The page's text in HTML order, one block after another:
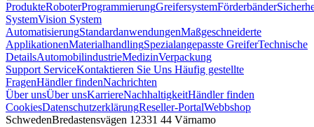
ProdukteRoboterProgrammierungGreifersystemFörderbänder
SystemVision System
AutomatisierungStandardanwendungenMaßgeschneiderte
ApplikationenMaterialhandlingSpezialangepasste GreiferTechnische
DetailsAutomobilindustrieMedizinVerpackung
Support ServiceKontaktieren Sie Uns Häufig gestellte
FragenHändler findenNachrichten
Über unsÜber unsKarriereNachhaltigkeitHändler finden
CookiesDatenschutzerklärungReseller-PortalWebbshop
SchwedenBredastensvägen 12331 44 Värnamo